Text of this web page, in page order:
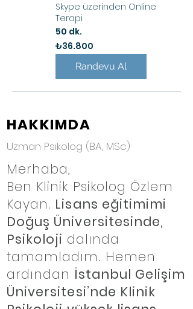
Skype üzerinden Online
Terapi
50 dk.
₺36.800
Türk
₺36.800
Randevu Al
HAKKIMDA
Uzman Psikolog (BA, MSc)
Merhaba,
Ben Klinik Psikolog Özlem
Kayan. Lisans eğitimimi
Doğuş Üniversitesinde,
Psikoloji dalında
tamamladım. Hemen
ardından İstanbul Gelişim
Üniversitesi’nde Klinik